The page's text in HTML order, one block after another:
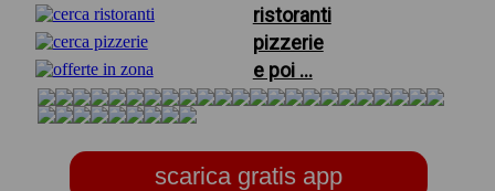
ristoranti
pizzerie
e poi ...
scarica gratis app